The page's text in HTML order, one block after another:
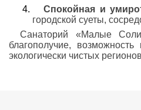
Спокойная и
городской суеты,
Санаторий «Малые
благополучие,
экологически чистых